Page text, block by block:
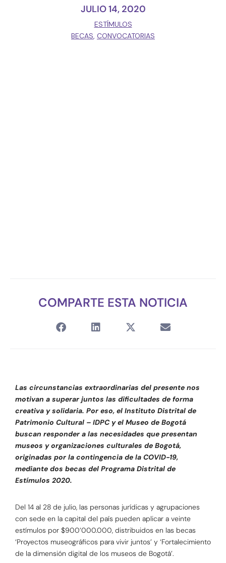
JULIO 14, 2020
ESTÍMULOS
BECAS, CONVOCATORIAS
COMPARTE ESTA NOTICIA
Las circunstancias extraordinarias del presente nos
motivan a superar juntos las dificultades de forma
creativa y solidaria. Por eso, el Instituto Distrital de
Patrimonio Cultural – IDPC y el Museo de Bogotá
buscan responder a las necesidades que presentan
museos y organizaciones culturales de Bogotá,
originadas por la contingencia de la COVID-19,
mediante dos becas del Programa Distrital de
Estímulos 2020.
Del 14 al 28 de julio, las personas jurídicas y agrupaciones
con sede en la capital del país pueden aplicar a veinte
estímulos por $900’000.000, distribuidos en las becas
‘Proyectos museográficos para vivir juntos’ y ‘Fortalecimiento
de la dimensión digital de los museos de Bogotá’.